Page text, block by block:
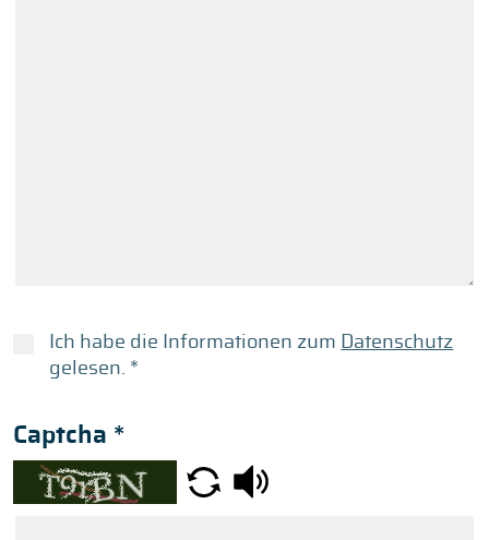
Ich habe die Informationen zum Datenschutz
gelesen. *
Captcha *